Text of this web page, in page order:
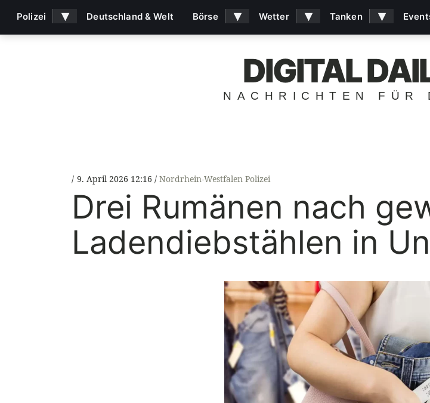
DIGITAL
NACHRICHTEN FÜR
9. April 2026 12:16 Nordrhein-Westfalen Polizei
Drei Rumänen nach
Ladendiebstählen in
Polizei ▾ Deutschland & Welt Börse ▾ Wetter ▾ Tanken ▾